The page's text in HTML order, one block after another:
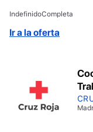
IndefinidoCompleta
Ir a la oferta